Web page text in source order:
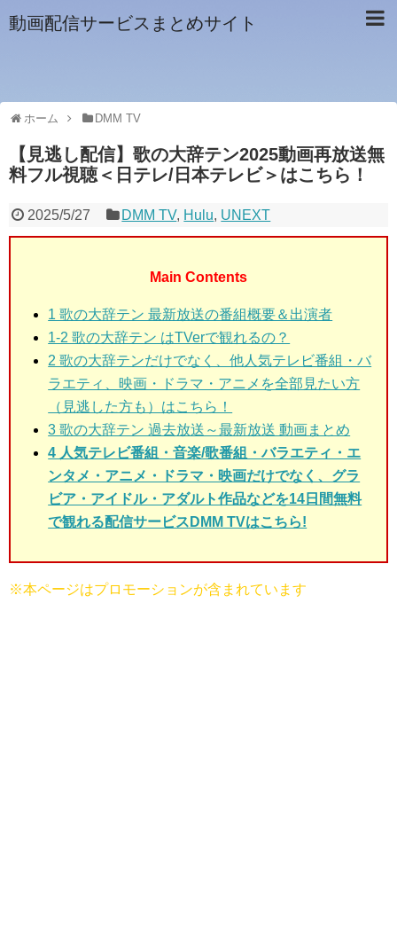
動画配信サービスまとめサイト
ホーム DMM TV
【見逃し配信】歌の大辞テン2025動画再放送無
料フル視聴＜日テレ/日本テレビ＞はこちら！
2025/5/27 DMM TV, Hulu, UNEXT
Main Contents
1 歌の大辞テン 最新放送の番組概要＆出演者
1-2 歌の大辞テン はTVerで観れるの？
2 歌の大辞テンだけでなく、他人気テレビ番組・バ
ラエティ、映画・ドラマ・アニメを全部見たい方
（見逃した方も）はこちら！
3 歌の大辞テン 過去放送～最新放送 動画まとめ
4 人気テレビ番組・音楽/歌番組・バラエティ・エ
ンタメ・アニメ・ドラマ・映画だけでなく、グラ
ビア・アイドル・アダルト作品などを14日間無料
で観れる配信サービスDMM TVはこちら!
※本ページはプロモーションが含まれています